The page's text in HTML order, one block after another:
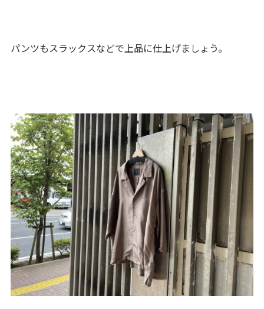
パンツもスラックスなどで上品に仕上げましょう。